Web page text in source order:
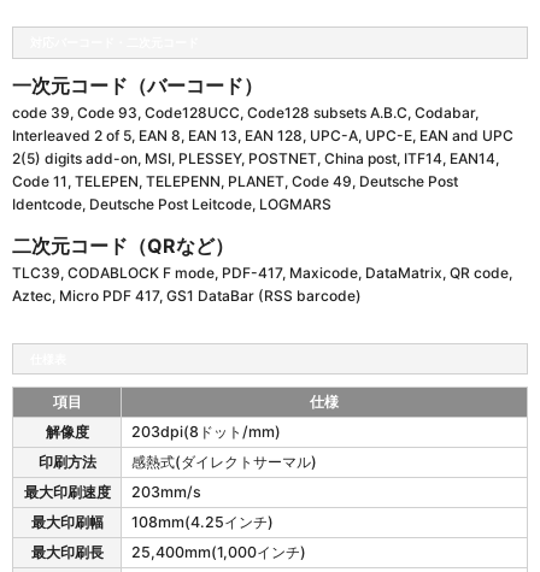
一次元コード（バーコード）
code 39, Code 93, Code128UCC, Code128 subsets A.B.C, Codabar,
Interleaved 2 of 5, EAN 8, EAN 13, EAN 128, UPC-A, UPC-E, EAN and UPC
2(5) digits add-on, MSI, PLESSEY, POSTNET, China post, ITF14, EAN14,
Code 11, TELEPEN, TELEPENN, PLANET, Code 49, Deutsche Post
Identcode, Deutsche Post Leitcode, LOGMARS
二次元コード（QRなど）
TLC39, CODABLOCK F mode, PDF-417, Maxicode, DataMatrix, QR code,
Aztec, Micro PDF 417, GS1 DataBar (RSS barcode)
H
0
T
項目
仕様
解像度
203dpi(8ドット/mm)
印刷方法
感熱式(ダイレクトサーマル)
最大印刷速度
203mm/s
最大印刷幅
108mm(4.25インチ)
最大印刷長
25,400mm(1,000インチ)